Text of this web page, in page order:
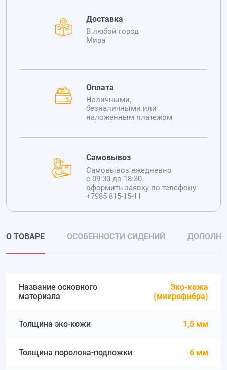
Доставка
В любой город
Мира
Оплата
Наличными,
безналичными или
наложенным платежом
Самовывоз
Самовывоз ежедневно
с 09:30 до 18:30
оформить заявку по телефону
+7985 815-15-11
О ТОВАРЕ ОСОБЕННОСТИ СИДЕНИЙ
Название основного
материала
Эко-кожа
(микрофибра)
Толщина эко-кожи 1,5 мм
Толщина поролона-подложки 6 мм